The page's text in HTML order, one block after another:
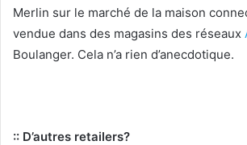
Merlin sur le marché de la maison
vendue dans des magasins des réseaux
Boulanger. Cela n’a rien d’anecdotique.
:: D’autres retailers?